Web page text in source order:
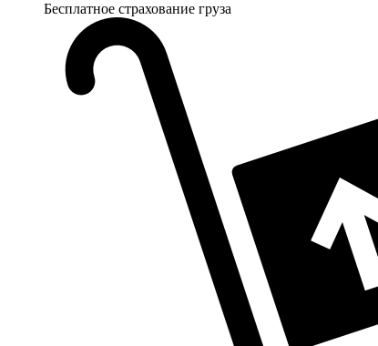
Бесплатное страхование груза